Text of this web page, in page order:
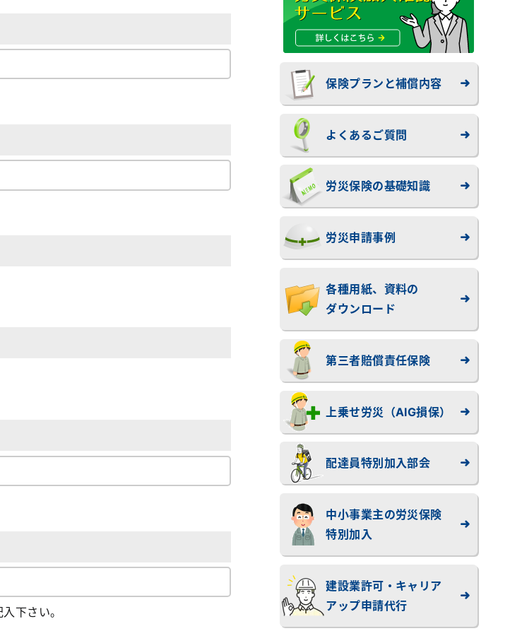
下さい。
保険プランと補償内容
よくあるご質問
労災保険の基礎知識
労災申請事例
各種用紙、資料の
ダウンロード
第三者賠償責任保険
上乗せ労災（AIG損保）
配達員特別加入部会
中小事業主の労災保険
特別加入
建設業許可・キャリア
アップ申請代行